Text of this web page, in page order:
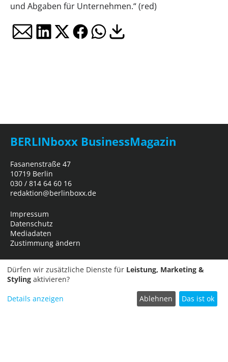
und Abgaben für Unternehmen.“ (red)
BERLINboxx BusinessMagazin
Fasanenstraße 47
10719 Berlin
030 / 814 64 60 16
redaktion@berlinboxx.de
Impressum
Datenschutz
Mediadaten
Zustimmung ändern
Dürfen wir zusätzliche Dienste für Leistung, Marketing &
Styling aktivieren?
Details anzeigen Ablehnen Das ist ok